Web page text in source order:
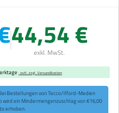
44,54 €
exkl. MwSt.
· evtl. zzgl. Versandkosten
Bestellungen von Tecco/Ilford-Medien
ein Mindermengenzuschlag von €16,00
erhoben.